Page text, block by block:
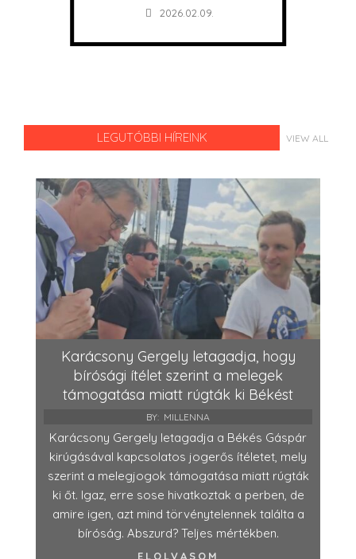
2026.02.09.
LEGUTÓBBI HÍREINK VIEW ALL
Karácsony Gergely letagadja, hogy
bírósági ítélet szerint a melegek
támogatása miatt rúgták ki Békést
BY: MILLENNA
Karácsony Gergely letagadja a Békés Gáspár
kirúgásával kapcsolatos jogerős ítéletet, mely
szerint a melegjogok támogatása miatt rúgták
ki őt. Igaz, erre sose hivatkoztak a perben, de
amire igen, azt mind törvénytelennek találta a
bíróság. Abszurd? Teljes mértékben.
ELOLVASOM